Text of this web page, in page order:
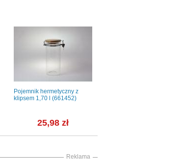
Pojemnik hermetyczny z
klipsem 1,70 l (661452)
25,98 zł
Reklama